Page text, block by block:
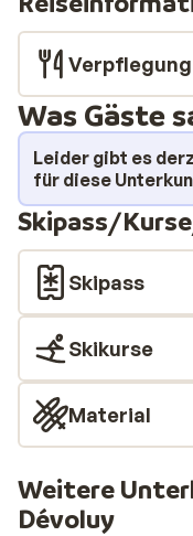
Verpflegung
Was Gäste
Leider gibt es
für diese
Skipass/
Skipass
Skikurse
Material
Weitere
Dévoluy